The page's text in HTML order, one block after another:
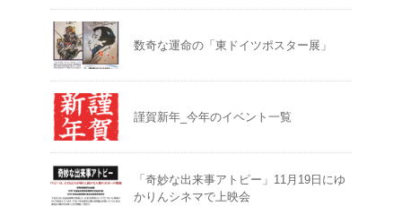
数奇な運命の「東ドイツポスター展」
謹賀新年_今年のイベント一覧
「奇妙な出来事アトピー」11月19日にゆ
かりんシネマで上映会